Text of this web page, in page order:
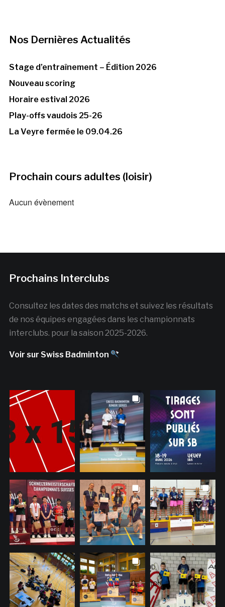
Nos Dernières Actualités
Stage d’entraînement – Édition 2026
Nouveau scoring
Horaire estival 2026
Play-offs vaudois 25-26
La Veyre fermée le 09.04.26
Prochain cours adultes (loisir)
Aucun évènement
Prochains Interclubs
Consultez les dates des matchs et suivez les résultats
de nos équipes engagées dans les championnats
interclubs. pour la saison 2025-2026.
Voir sur Swiss Badminton